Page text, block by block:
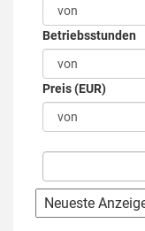
Betriebsstunden
Preis (EUR)